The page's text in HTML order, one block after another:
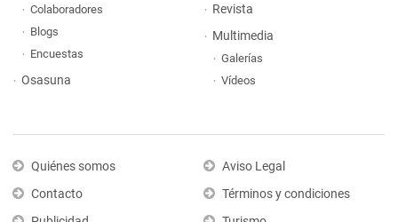
Colaboradores
Blogs
Encuestas
Osasuna
Revista
Multimedia
Galerías
Vídeos
Quiénes somos
Contacto
Aviso Legal
Términos y condiciones